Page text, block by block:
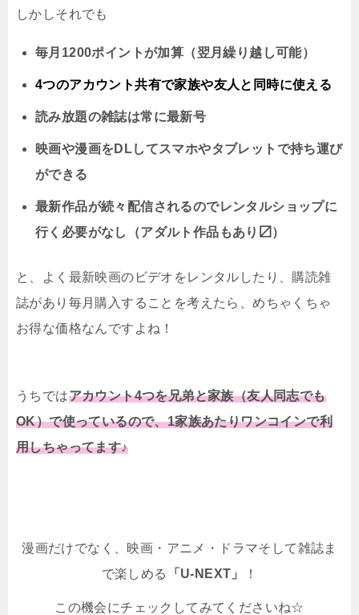
しかしそれでも
毎月1200ポイントが加算（翌月繰り越し可能）
4つのアカウント共有で家族や友人と同時に使える
読み放題の雑誌は常に最新号
映画や漫画をDLしてスマホやタブレットで持ち運び
ができる
最新作品が続々配信されるのでレンタルショップに
行く必要がなし（アダルト作品もあり〼）
と、よく最新映画のビデオをレンタルしたり、購読雑
誌があり毎月購入することを考えたら、めちゃくちゃ
お得な価格なんですよね！
うちではアカウント4つを兄弟と家族（友人同志でも
OK）で使っているので、1家族あたりワンコインで利
用しちゃってます♪
漫画だけでなく、映画・アニメ・ドラマそして雑誌ま
で楽しめる
「U-NEXT」 ！
この機会にチェックしてみてくださいね☆